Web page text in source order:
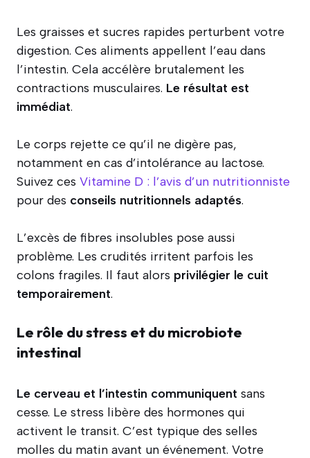
Les graisses et sucres rapides perturbent votre
digestion. Ces aliments appellent l’eau dans
l’intestin. Cela accélère brutalement les
contractions musculaires. Le résultat est
immédiat.
Le corps rejette ce qu’il ne digère pas,
notamment en cas d’intolérance au lactose.
Suivez ces Vitamine D : l’avis d’un nutritionniste
pour des conseils nutritionnels adaptés.
L’excès de fibres insolubles pose aussi
problème. Les crudités irritent parfois les
colons fragiles. Il faut alors privilégier le cuit
temporairement.
Le rôle du stress et du microbiote
intestinal
Le cerveau et l’intestin communiquent sans
cesse. Le stress libère des hormones qui
activent le transit. C’est typique des selles
molles du matin avant un événement. Votre